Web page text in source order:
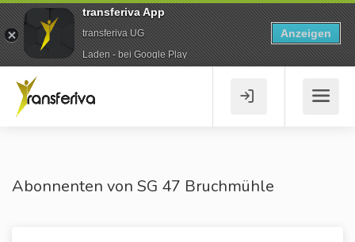
Abonnenten von SG 47 Bruchmühle
transferiva App
transferiva UG
Laden - bei Google Play
Anzeigen